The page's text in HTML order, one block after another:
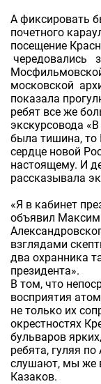
А фиксировать
почетного
посещение
чередовались
московской
показала
ребят все же
экскурсовода
была тишина,
сердце новой
настоящему. И
рассказывала
«Я в кабинет
объявил
взглядами
два охранника
президента».
В том, что
восприятия
не только их
окрестностях
бульваров
ребята, гуляя
слушают, мы же
Казаков.